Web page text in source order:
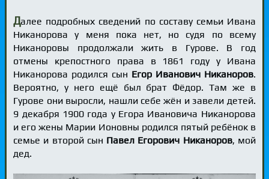
Далее подробных сведений по составу семьи Ивана
Никанорова у меня пока нет, но судя по всему
Никаноровы продолжали жить в Гурове. В год
отмены крепостного права в 1861 году у Ивана
Никанорова родился сын Егор Иванович Никаноров.
Вероятно, у него ещё был брат Фёдор. Там же в
Гурове они выросли, нашли себе жён и завели детей.
9 декабря 1900 года у Егора Ивановича Никанорова
и его жены Марии Ионовны родился пятый ребёнок в
семье и второй сын Павел Егорович Никаноров, мой
дед.